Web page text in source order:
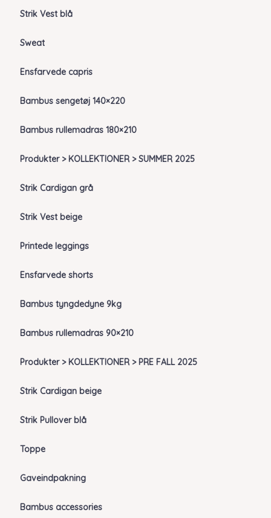
Strik Vest blå
Sweat
Ensfarvede capris
Bambus sengetøj 140×220
Bambus rullemadras 180×210
Produkter > KOLLEKTIONER > SUMMER 2025
Strik Cardigan grå
Strik Vest beige
Printede leggings
Ensfarvede shorts
Bambus tyngdedyne 9kg
Bambus rullemadras 90×210
Produkter > KOLLEKTIONER > PRE FALL 2025
Strik Cardigan beige
Strik Pullover blå
Toppe
Gaveindpakning
Bambus accessories